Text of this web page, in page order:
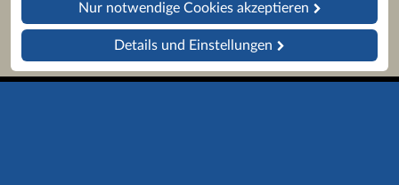
Nur notwendige Cookies akzeptieren
Details und Einstellungen